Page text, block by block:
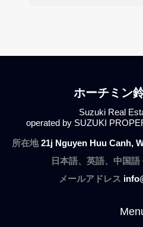
ホーチミン
Suzuki Real
operated by SUZUKI
所在地21j Nguyen Huu Canh,
日本語、英語、中国語
メールアドレス